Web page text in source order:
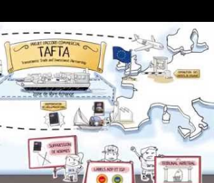
et Brad Baer
au delà du buzzword, « responsive design » est
motivations.
de musées, d’applications mobiles, et in fine
d’aucun croient, il ne s’agit pas que de la
lors de Museums and the Web 2014,
conscience de l’étendue de la question.